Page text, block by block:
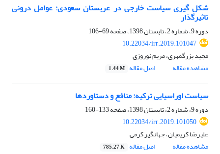
شکل گیری سیاست خارجی در عربستان سعودی: عوامل درونی
تاثیرگذار ‏
دوره 9، شماره 2، تابستان 1398، صفحه
69-106
10.22034/irr.2019.101047
مجید بزرگمهری، مریم نوروزی
مشاهده مقاله
اصل مقاله 1.44 M
سیاست اوراسیایی ترکیه: منافع و دستاوردها
دوره 9، شماره 2، تابستان 1398، صفحه
133-160
10.22034/irr.2019.101050
علیرضا کریمیان، جهانگیر کرمی
مشاهده مقاله
اصل مقاله 785.27 K